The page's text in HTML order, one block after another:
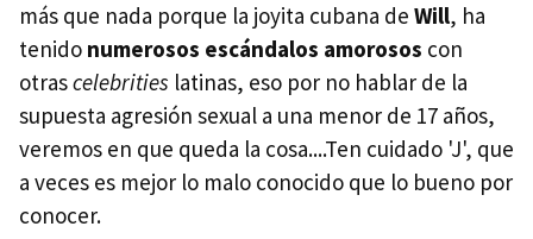
más que nada porque la joyita cubana de Will, ha
tenido numerosos escándalos amorosos con
otrascelebrities latinas, eso por no hablar de la
supuesta agresión sexual a una menor de 17 años,
veremos en que queda la cosa....Ten cuidado 'J', que
a veces es mejor lo malo conocido que lo bueno por
conocer.